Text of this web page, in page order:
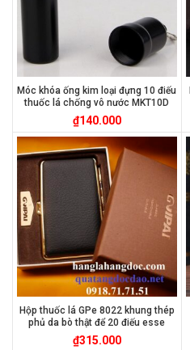
Móc khóa ống kim loại đựng 10 điếu
thuốc lá chống vô nước MKT10D
₫140.000
Hộp thuốc lá GPe 8022 khung thép
phủ da bò thật để 20 điếu esse
₫315.000